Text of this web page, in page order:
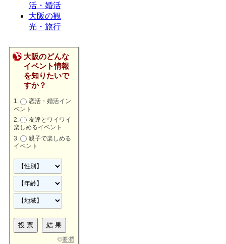
活・婚活
大阪の観
光・旅行
大阪のどんな
イベント情報
を知りたいで
すか？
恋活・婚活イン
ベント
友達とワイワイ
楽しめるイベント
親子で楽しめる
イベント
©要潤